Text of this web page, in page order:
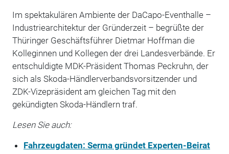
Im spektakulären Ambiente der DaCapo-Eventhalle –
Industriearchitektur der Gründerzeit – begrüßte der
Thüringer Geschäftsführer Dietmar Hoffman die
Kolleginnen und Kollegen der drei Landesverbände. Er
entschuldigte MDK-Präsident Thomas Peckruhn, der
sich als Skoda-Händlerverbandsvorsitzender und
ZDK-Vizepräsident am gleichen Tag mit den
gekündigten Skoda-Händlern traf.
Lesen Sie auch:
Fahrzeugdaten: Serma gründet Experten-Beirat